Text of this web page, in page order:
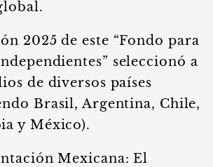
2025 de este “Fondo para
seleccionó a
de diversos países
Brasil, Argentina, Chile,
y México).
Mexicana: El